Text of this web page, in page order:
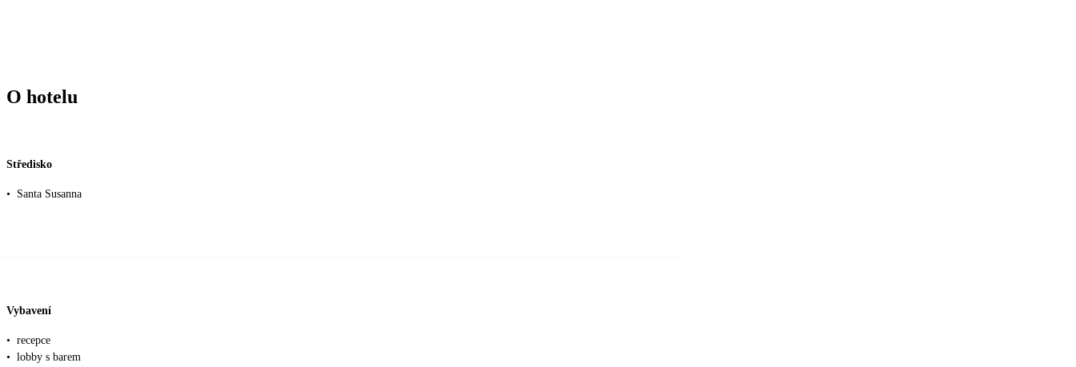
O hotelu
Středisko
• Santa Susanna
Vybavení
• recepce
• lobby s barem